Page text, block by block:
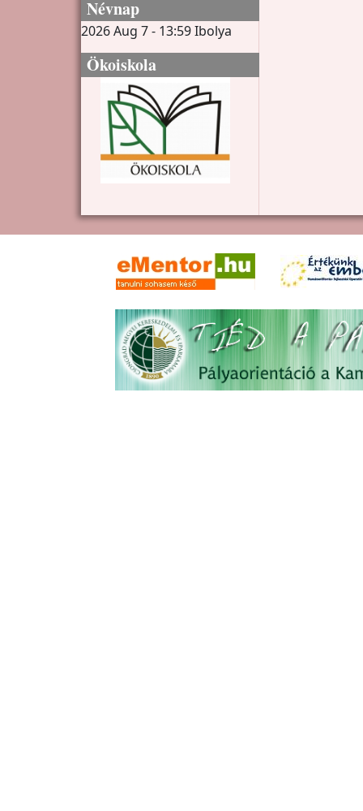
Névnap
2026 Aug 7 - 13:59Ibolya
Ökoiskola